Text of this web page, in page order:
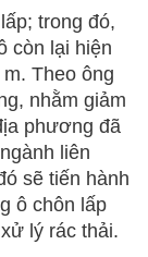
trong đó,
còn lại hiện
Theo ông
nhằm giảm
phương đã
liên
sẽ tiến hành
ô chôn lấp
lý rác thải.